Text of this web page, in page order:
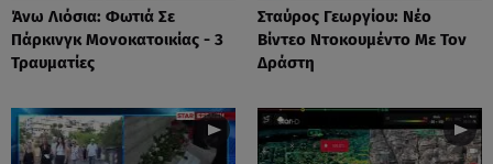
Άνω Λιόσια: Φωτιά Σε
Πάρκινγκ Μονοκατοικίας - 3
Τραυματίες
Σταύρος Γεωργίου: Νέο
Βίντεο Ντοκουμέντο Με Τον
Δράστη